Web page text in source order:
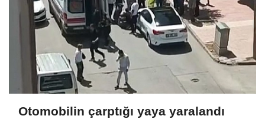
Otomobilin çarptığı yaya yaralandı